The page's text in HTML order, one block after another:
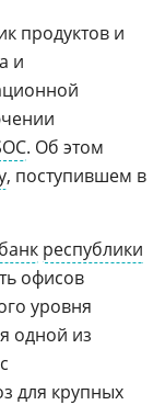
продуктов и
и
. Об этом
, поступившем в
банк республики
офисов
уровня
одной из
для крупных